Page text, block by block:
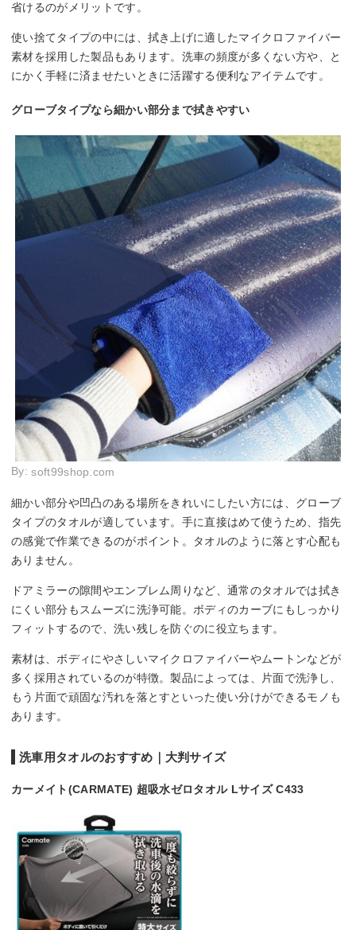
省けるのがメリットです。
使い捨てタイプの中には、拭き上げに適したマイクロファイバー
素材を採用した製品もあります。洗車の頻度が多くない方や、と
にかく手軽に済ませたいときに活躍する便利なアイテムです。
グローブタイプなら細かい部分まで拭きやすい
By:soft99shop.com
細かい部分や凹凸のある場所をきれいにしたい方には、グローブ
タイプのタオルが適しています。手に直接はめて使うため、指先
の感覚で作業できるのがポイント。タオルのように落とす心配も
ありません。
ドアミラーの隙間やエンブレム周りなど、通常のタオルでは拭き
にくい部分もスムーズに洗浄可能。ボディのカーブにもしっかり
フィットするので、洗い残しを防ぐのに役立ちます。
素材は、ボディにやさしいマイクロファイバーやムートンなどが
多く採用されているのが特徴。製品によっては、片面で洗浄し、
もう片面で頑固な汚れを落とすといった使い分けができるモノも
あります。
洗車用タオルのおすすめ｜大判サイズ
カーメイト(CARMATE) 超吸水ゼロタオル Lサイズ C433